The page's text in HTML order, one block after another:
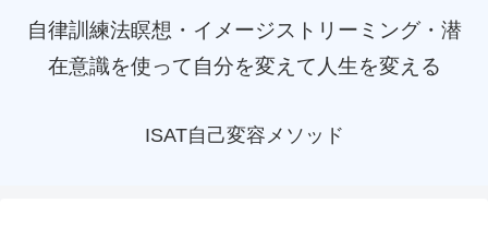
自律訓練法瞑想・イメージストリーミング・潜
在意識を使って自分を変えて人生を変える
ISAT自己変容メソッド